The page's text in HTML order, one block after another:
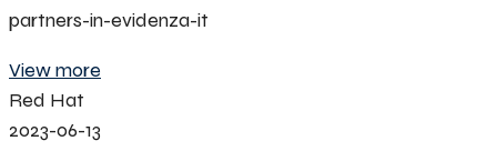
partners-in-evidenza-it
View more
Red Hat
2023-06-13